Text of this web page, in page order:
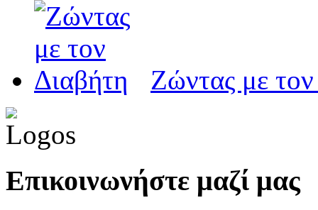
Ζώντας με
Επικοινωνήστε μαζί μας